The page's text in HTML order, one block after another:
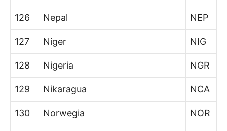
126 Nepal NEP
127 Niger NIG
128 Nigeria NGR
129 Nikaragua NCA
130 Norwegia NOR